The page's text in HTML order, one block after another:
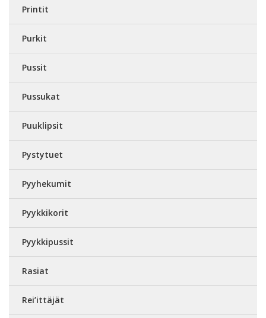
Printit
Purkit
Pussit
Pussukat
Puuklipsit
Pystytuet
Pyyhekumit
Pyykkikorit
Pyykkipussit
Rasiat
Rei’ittäjät